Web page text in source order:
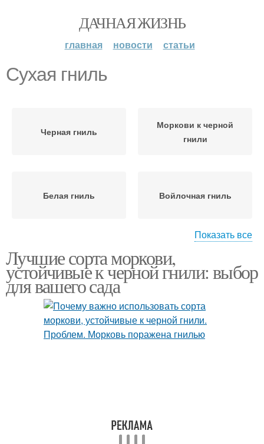
ДАЧНАЯ ЖИЗНЬ
главная новости статьи
Сухая гниль
Черная гниль
Моркови к черной
гнили
Белая гниль Войлочная гниль
Серая гниль Гниль на цветах
Цветочная гниль Коричневатая гниль
Показать все
Лучшие сорта моркови,
устойчивые к черной гнили: выбор
для вашего сада